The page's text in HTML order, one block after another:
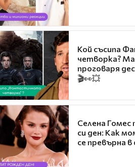
Кой съсипа
четворка?
проговаря
🎬👀💥
Селена Гомес
си ден: Как
се превърна